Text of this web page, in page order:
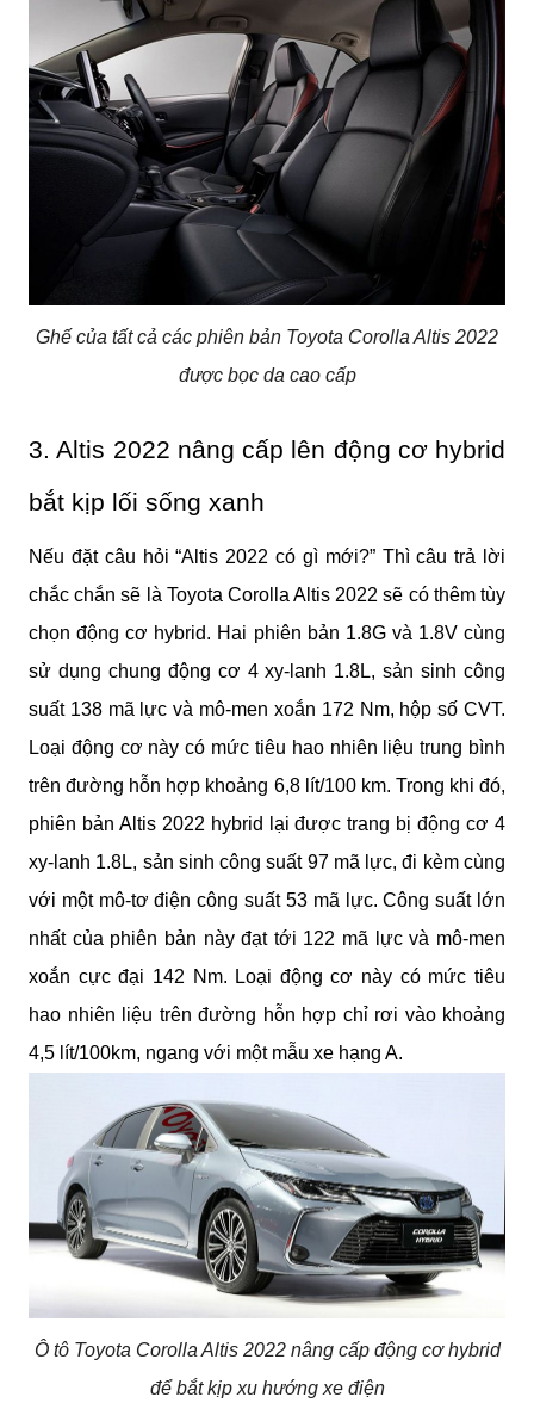
Ghế của tất cả các phiên bản Toyota Corolla Altis 2022
được bọc da cao cấp
3. Altis 2022 nâng cấp lên động cơ hybrid
bắt kịp lối sống xanh
Nếu đặt câu hỏi “Altis 2022 có gì mới?” Thì câu trả lời
chắc chắn sẽ là Toyota Corolla Altis 2022 sẽ có thêm tùy
chọn động cơ hybrid. Hai phiên bản 1.8G và 1.8V cùng
sử dụng chung động cơ 4 xy-lanh 1.8L, sản sinh công
suất 138 mã lực và mô-men xoắn 172 Nm, hộp số CVT.
Loại động cơ này có mức tiêu hao nhiên liệu trung bình
trên đường hỗn hợp khoảng 6,8 lít/100 km. Trong khi đó,
phiên bản Altis 2022 hybrid lại được trang bị động cơ 4
xy-lanh 1.8L, sản sinh công suất 97 mã lực, đi kèm cùng
với một mô-tơ điện công suất 53 mã lực. Công suất lớn
nhất của phiên bản này đạt tới 122 mã lực và mô-men
xoắn cực đại 142 Nm. Loại động cơ này có mức tiêu
hao nhiên liệu trên đường hỗn hợp chỉ rơi vào khoảng
4,5 lít/100km, ngang với một mẫu xe hạng A.
Ô tô Toyota Corolla Altis 2022 nâng cấp động cơ hybrid
để bắt kịp xu hướng xe điện